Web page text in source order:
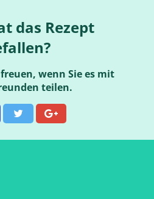
das Rezept
wenn Sie es mit
teilen.